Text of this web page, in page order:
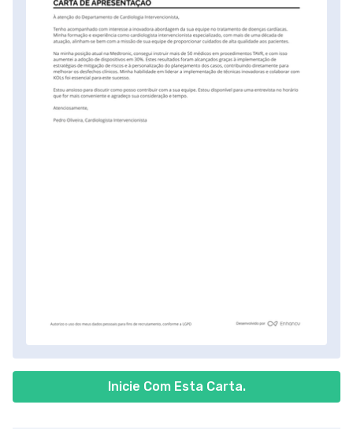
Inicie Com Esta Carta.